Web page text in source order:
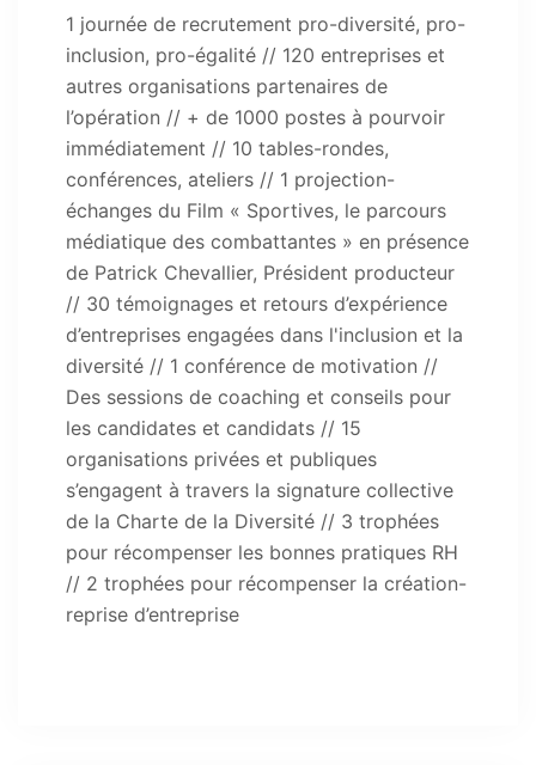
1 journée de recrutement pro-diversité, pro-
inclusion, pro-égalité // 120 entreprises et
autres organisations partenaires de
l’opération // + de 1000 postes à pourvoir
immédiatement // 10 tables-rondes,
conférences, ateliers // 1 projection-
échanges du Film « Sportives, le parcours
médiatique des combattantes » en présence
de Patrick Chevallier, Président producteur
// 30 témoignages et retours d’expérience
d’entreprises engagées dans l'inclusion et la
diversité // 1 conférence de motivation //
Des sessions de coaching et conseils pour
les candidates et candidats // 15
organisations privées et publiques
s’engagent à travers la signature collective
de la Charte de la Diversité // 3 trophées
pour récompenser les bonnes pratiques RH
// 2 trophées pour récompenser la création-
reprise d’entreprise